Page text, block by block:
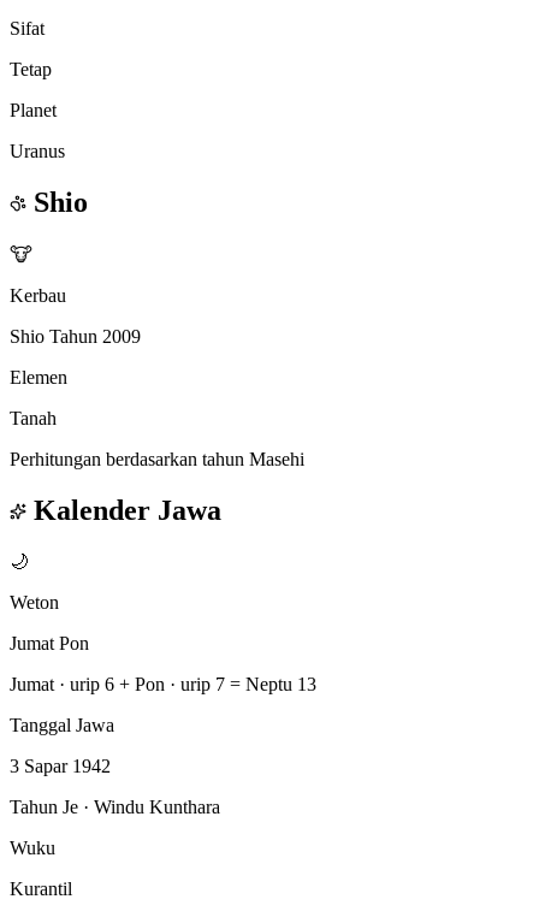
Sifat
Tetap
Planet
Uranus
Shio
🐮
Kerbau
Shio Tahun 2009
Elemen
Tanah
Perhitungan berdasarkan tahun Masehi
Kalender Jawa
🌙
Weton
Jumat Pon
Jumat · urip 6 + Pon · urip 7 = Neptu 13
Tanggal Jawa
3 Sapar 1942
Tahun Je · Windu Kunthara
Wuku
Kurantil